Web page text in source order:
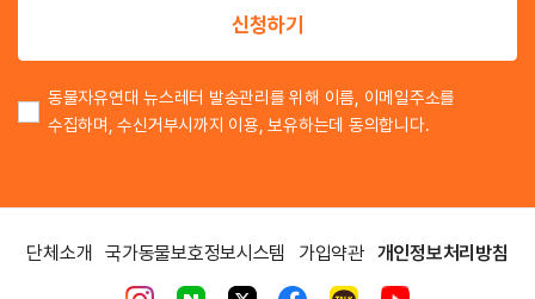
신청하기
동물자유연대 뉴스레터 발송관리를 위해 이름, 이메일주소를
수집하며, 수신거부시까지 이용, 보유하는데 동의합니다.
단체소개 국가동물보호정보시스템 가입약관 개인정보처리방침